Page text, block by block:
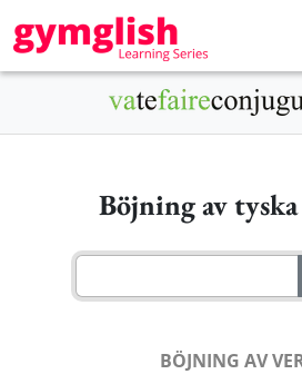
Böjning av
BÖJNING AV